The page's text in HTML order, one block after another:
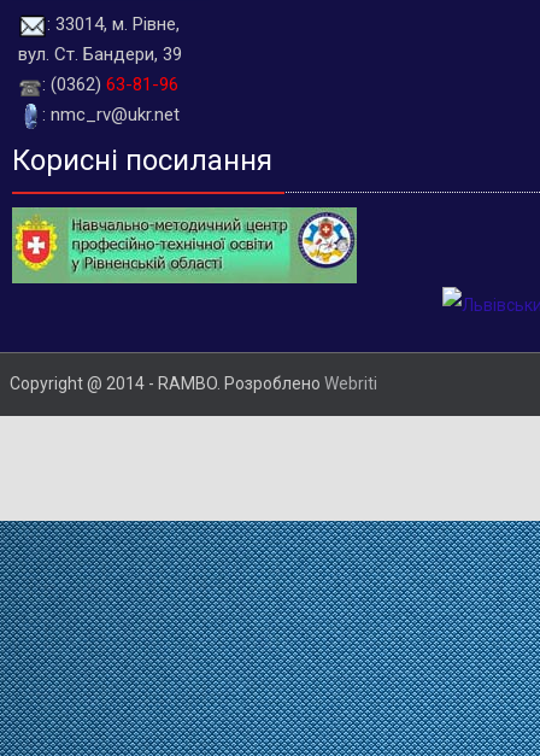
: 33014, м. Рівне,
вул. Ст. Бандери, 39
: (0362) 63-81-96
: nmc_rv@ukr.net
Корисні посилання
Copyright @ 2014 - RAMBO. Розроблено Webriti